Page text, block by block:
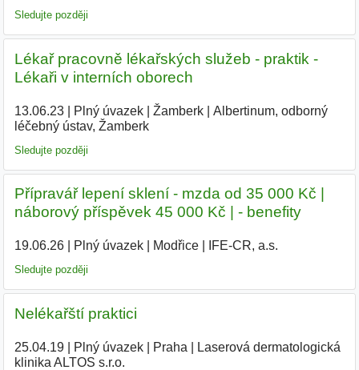
Sledujte později
Lékař pracovně lékařských služeb - praktik -
Lékaři v interních oborech
13.06.23| Plný úvazek| Žamberk|
Albertinum, odborný
léčebný ústav, Žamberk|
Sledujte později
Přípravář lepení sklení - mzda od 35 000 Kč |
náborový příspěvek 45 000 Kč | - benefity
19.06.26| Plný úvazek| Modřice| IFE-CR, a.s.
Sledujte později
Nelékařští praktici
25.04.19| Plný úvazek| Praha
Laserová dermatologická
klinika ALTOS s.r.o.